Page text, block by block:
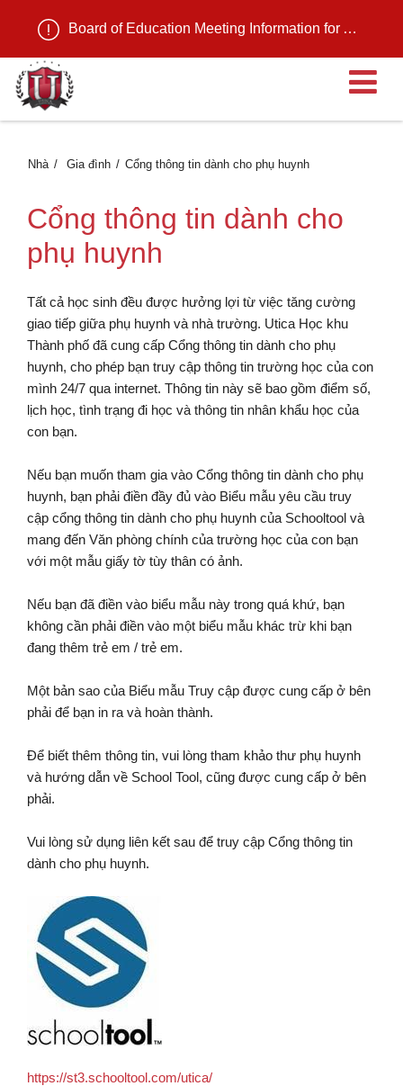
Board of Education Meeting Information for August 11, 2026
Nhà Gia đình Cổng thông tin dành cho phụ huynh
Cổng thông tin dành cho
phụ huynh
Tất cả học sinh đều được hưởng lợi từ việc tăng cường
giao tiếp giữa phụ huynh và nhà trường. Utica Học khu
Thành phố đã cung cấp Cổng thông tin dành cho phụ
huynh, cho phép bạn truy cập thông tin trường học của con
mình 24/7 qua internet. Thông tin này sẽ bao gồm điểm số,
lịch học, tình trạng đi học và thông tin nhân khẩu học của
con bạn.
Nếu bạn muốn tham gia vào Cổng thông tin dành cho phụ
huynh, bạn phải điền đầy đủ vào Biểu mẫu yêu cầu truy
cập cổng thông tin dành cho phụ huynh của Schooltool và
mang đến Văn phòng chính của trường học của con bạn
với một mẫu giấy tờ tùy thân có ảnh.
Nếu bạn đã điền vào biểu mẫu này trong quá khứ, bạn
không cần phải điền vào một biểu mẫu khác trừ khi bạn
đang thêm trẻ em / trẻ em.
Một bản sao của Biểu mẫu Truy cập được cung cấp ở bên
phải để bạn in ra và hoàn thành.
Để biết thêm thông tin, vui lòng tham khảo thư phụ huynh
và hướng dẫn về School Tool, cũng được cung cấp ở bên
phải.
Vui lòng sử dụng liên kết sau để truy cập Cổng thông tin
dành cho phụ huynh.
https://st3.schooltool.com/utica/